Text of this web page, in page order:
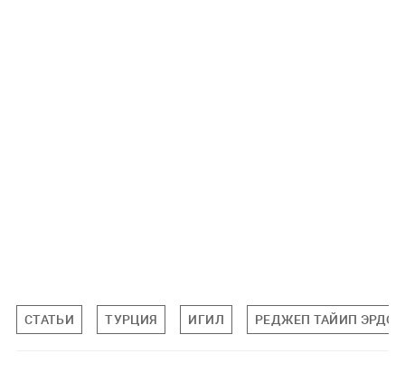
СТАТЬИ ТУРЦИЯ ИГИЛ РЕДЖЕП ТАЙИП